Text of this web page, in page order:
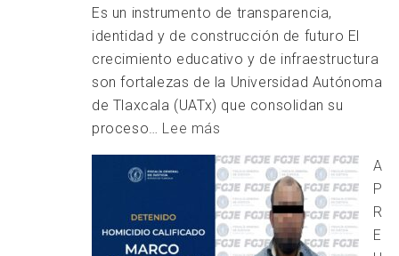
Es un instrumento de transparencia,
identidad y de construcción de futuro El
crecimiento educativo y de infraestructura
son fortalezas de la Universidad Autónoma
de Tlaxcala (UATx) que consolidan su
proceso… Lee más
Rector
de
la
UATx
A
P
R
E